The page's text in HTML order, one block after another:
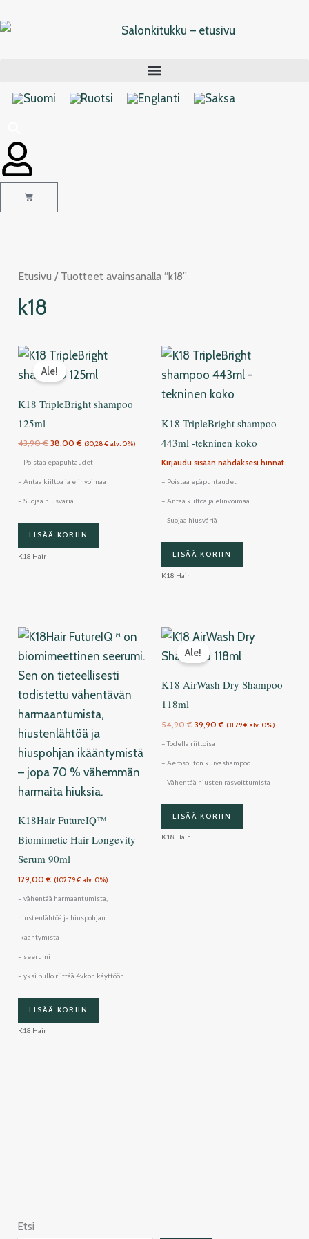
sisältöön
Cart
Etusivu / Tuotteet avainsanalla “k18”
k18
Ale!
K18 TripleBright shampoo
125ml
43,90€
Alkuperäinen
hinta
oli:
43,90 €.
38,00€
Nykyinen
hinta
on:
38,00 €.
(30,28€ alv. 0%)
– Poistaa epäpuhtaudet
– Antaa kiiltoa ja elinvoimaa
– Suojaa hiusväriä
LISÄÄ KORIIN
K18 Hair
K18 TripleBright shampoo
443ml -tekninen koko
Kirjaudu sisään nähdäksesi hinnat.
– Poistaa epäpuhtaudet
– Antaa kiiltoa ja elinvoimaa
– Suojaa hiusväriä
LISÄÄ KORIIN
K18 Hair
K18Hair FutureIQ™
Biomimetic Hair Longevity
Serum 90ml
129,00€ (102,79€ alv. 0%)
– vähentää harmaantumista,
hiustenlähtöä ja hiuspohjan
ikääntymistä
– seerumi
– yksi pullo riittää 4vkon käyttöön
LISÄÄ KORIIN
K18 Hair
Ale!
K18 AirWash Dry Shampoo
118ml
54,90€
Alkuperäinen
hinta
oli:
54,90 €.
39,90€
Nykyinen
hinta
on:
39,90 €.
(31,79€ alv. 0%)
– Todella riittoisa
– Aerosoliton kuivashampoo
– Vähentää hiusten rasvoittumista
LISÄÄ KORIIN
K18 Hair
Etsi